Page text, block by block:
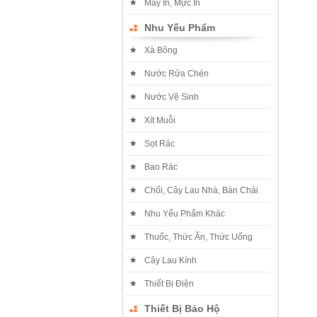
Máy In, Mực In
Nhu Yếu Phẩm
Xà Bông
Nước Rửa Chén
Nước Vệ Sinh
Xít Muỗi
Sọt Rác
Bao Rác
Chổi, Cây Lau Nhà, Bàn Chải
Nhu Yếu Phẩm Khác
Thuốc, Thức Ăn, Thức Uống
Cây Lau Kính
Thiết Bị Điện
Thiết Bị Bảo Hộ